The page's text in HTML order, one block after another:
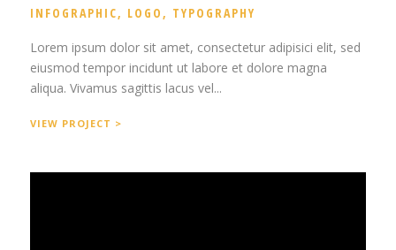
INFOGRAPHIC, LOGO, TYPOGRAPHY
Lorem ipsum dolor sit amet, consectetur adipisici elit, sed
eiusmod tempor incidunt ut labore et dolore magna
aliqua. Vivamus sagittis lacus vel...
VIEW PROJECT >